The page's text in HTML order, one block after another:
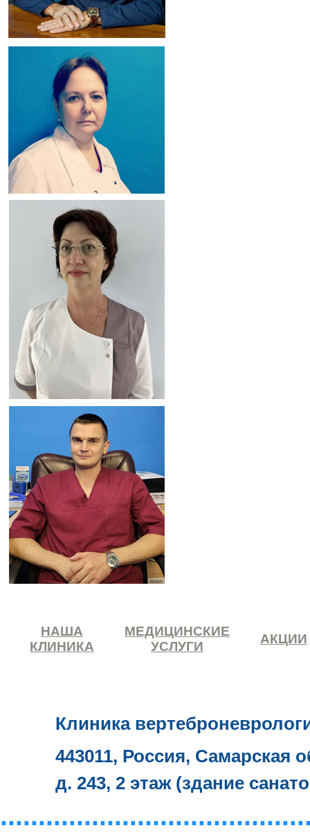
НАША
КЛИНИКА
МЕДИЦИНСКИЕ
УСЛУГИ
АКЦИИ
Клиника
443011, Россия, Самарская
д. 243, 2 этаж (здание